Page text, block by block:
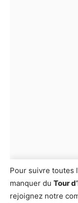
Pour suivre toutes
manquer du Tour
rejoignez notre